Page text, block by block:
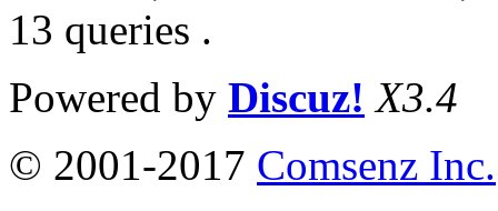
13 queries .
Powered by Discuz! X3.4
© 2001-2017 Comsenz Inc.